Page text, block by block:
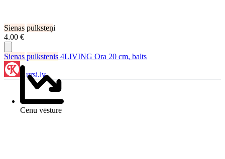
Sienas pulksteņi
4.00 €
Cenu vēsture
Sienas pulkstenis 4LIVING Ora 20 cm, balts
Kursi.lv